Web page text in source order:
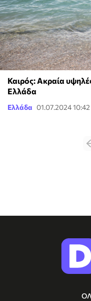
Καιρός: Ακραία
Ελλάδα
Ελλάδα 01.07.2024 10:42